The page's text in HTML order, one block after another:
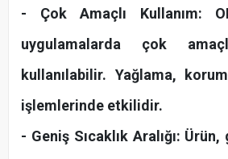
- Çok Amaçlı Kullanım:
uygulamalarda çok
kullanılabilir. Yağlama,
işlemlerinde etkilidir.
- Geniş Sıcaklık Aralığı: